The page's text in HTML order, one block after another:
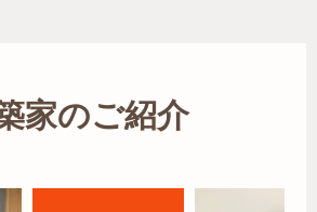
家のご紹介